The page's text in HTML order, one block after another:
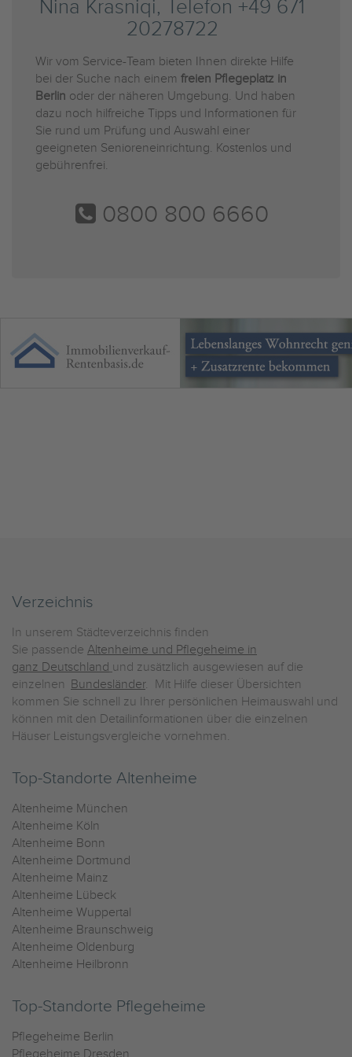
Nina Krasniqi, Telefon +49 671
20278722
Wir vom Service-Team bieten Ihnen direkte Hilfe
bei der Suche nach einem freien Pflegeplatz in
Berlin oder der näheren Umgebung. Und haben
dazu noch hilfreiche Tipps und Informationen für
Sie rund um Prüfung und Auswahl einer
geeigneten Senioreneinrichtung. Kostenlos und
gebührenfrei.
0800 800 6660
Verzeichnis
In unserem Städteverzeichnis finden
Sie passende Altenheime und Pflegeheime in
ganz Deutschland und zusätzlich ausgewiesen auf die
einzelnen Bundesländer. Mit Hilfe dieser Übersichten
kommen Sie schnell zu Ihrer persönlichen Heimauswahl und
können mit den Detailinformationen über die einzelnen
Häuser Leistungsvergleiche vornehmen.
Top-Standorte Altenheime
Altenheime München
Altenheime Köln
Altenheime Bonn
Altenheime Dortmund
Altenheime Mainz
Altenheime Lübeck
Altenheime Wuppertal
Altenheime Braunschweig
Altenheime Oldenburg
Altenheime Heilbronn
Top-Standorte Pflegeheime
Pflegeheime Berlin